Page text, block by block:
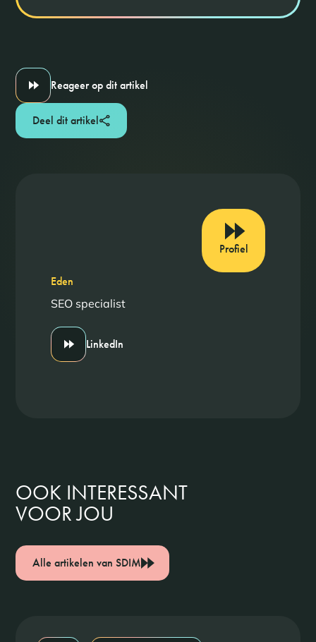
Reageer op dit artikel
Deel dit artikel
Eden
SEO specialist
LinkedIn
Profiel
OOK INTERESSANT
VOOR JOU
Alle artikelen van SDIM